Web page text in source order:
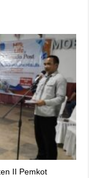
II Pemkot